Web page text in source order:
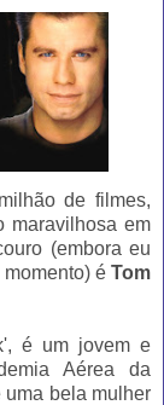
de filmes,
maravilhosa em
(embora eu
é Tom
é um jovem e
Aérea da
uma bela mulher